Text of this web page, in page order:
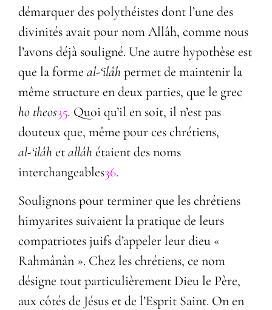
démarquer des polythéistes dont l’une des
divinités avait pour nom Allâh, comme nous
l’avons déjà souligné. Une autre hypothèse est
que la forme al-‘ilâhpermet de maintenir la
même structure en deux parties, que le grec
ho theos35. Quoi qu’il en soit, il n’est pas
douteux que, même pour ces chrétiens,
al-‘ilâhetallâhétaient des noms
interchangeables36.
Soulignons pour terminer que les chrétiens
himyarites suivaient la pratique de leurs
compatriotes juifs d’appeler leur dieu «
Rahmânân ». Chez les chrétiens, ce nom
désigne tout particulièrement Dieu le Père,
aux côtés de Jésus et de l’Esprit Saint. On en